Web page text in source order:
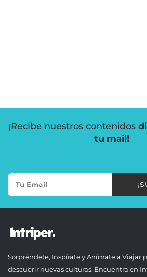
¡Recibe nuestros contenidos
tu mail!
Sorpréndete, Inspírate y Anímate a Viajar
descubrir nuevas culturas. Encuentra en